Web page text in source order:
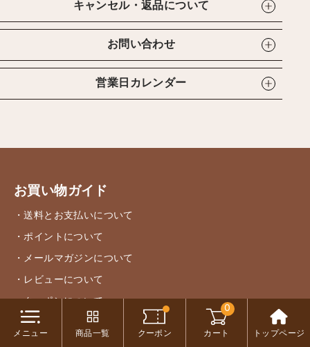
キャンセル・返品について
お問い合わせ
営業日カレンダー
お買い物ガイド
・送料とお支払いについて
・ポイントについて
・メールマガジンについて
・レビューについて
・クーポンについて
・会員登録について
メニュー 商品一覧 クーポン
0
カート トップページ